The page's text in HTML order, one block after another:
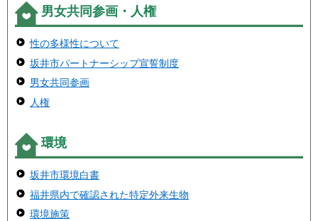
男女共同参画・人権
性の多様性について
坂井市パートナーシップ宣誓制度
男女共同参画
人権
環境
坂井市環境白書
福井県内で確認された特定外来生物
環境施策